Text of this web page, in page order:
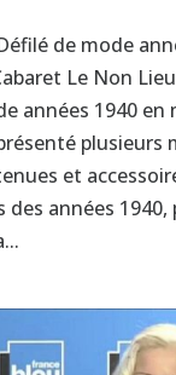
de mode
Le Non
années 1940 en
plusieurs
et
années 1940,